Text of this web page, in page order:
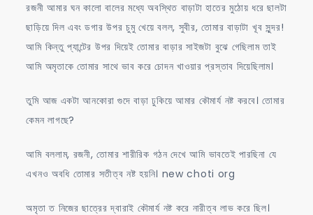
রজনী আমার ঘন কালো বালের মধ্যে অবস্থিত বাড়াটা হাতের মুঠোয় ধরে ছালটা
ছাড়িয়ে দিল এবং ডগার উপর চুমু খেয়ে বলল, সুবীর, তোমার বাড়াটা খূব সুন্দর!
আমি কিন্তু প্যান্টের উপর দিয়েই তোমার বাড়ার সাইজটা বুঝে গেছিলাম তাই
আমি অমৃতাকে তোমার সাথে ভাব করে চোদন খাওয়ার প্রস্তাব দিয়েছিলাম।
তুমি আজ একটা আনকোরা গুদে বাড়া ঢুকিয়ে আমার কৌমার্য নষ্ট করবে। তোমার
কেমন লাগছে?
আমি বললাম, রজনী, তোমার শারীরিক গঠন দেখে আমি ভাবতেই পারছিনা যে
এখনও অবধি তোমার সতীত্ব নষ্ট হয়নি। new choti org
অমৃতা ত নিজের ছাত্রের দ্বারাই কৌমার্য নষ্ট করে নারীত্ব লাভ করে ছিল।